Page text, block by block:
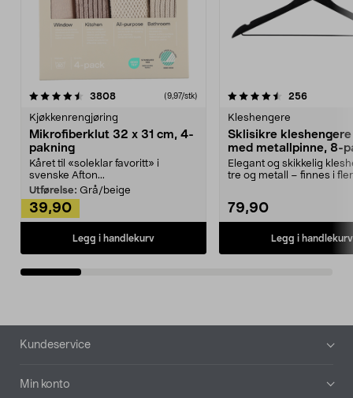
3808anmeldelser(9,97/stk)
Kjøkkenrengjøring
Mikrofiberklut 32 x 31 cm, 4-
pakning
Kåret til «soleklar favoritt» i
svenske Afton...
Utførelse: Grå/beige
39,90
Legg i handlekurv
4.5av 5 stjerner 256
Kleshengere
Sklisikre
med metallpinne, 8-
Elegant og skikkelig
tre og metall – finnes i
79,90
Legg i handlekurv
4.5av 5 stjerner
Bunntekst
Kundeservice
Min konto